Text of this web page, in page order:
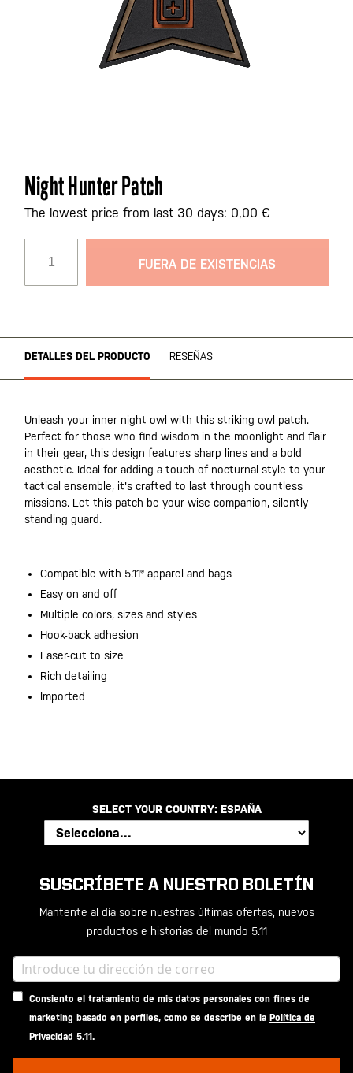
Saltar
al
comienzo
galería
de
Night Hunter Patch
The lowest price from last 30 days: 0,00 €
FUERA DE EXISTENCIAS
DETALLES DEL PRODUCTO RESEÑAS
Unleash your inner night owl with this striking owl patch.
Perfect for those who find wisdom in the moonlight and flair
in their gear, this design features sharp lines and a bold
aesthetic. Ideal for adding a touch of nocturnal style to your
tactical ensemble, it's crafted to last through countless
missions. Let this patch be your wise companion, silently
standing guard.
Compatible with 5.11® apparel and bags
Easy on and off
Multiple colors, sizes and styles
Hook-back adhesion
Laser-cut to size
Rich detailing
Imported
SELECT YOUR COUNTRY: ESPAÑA
SUSCRÍBETE A NUESTRO BOLETÍN
Mantente al día sobre nuestras últimas ofertas, nuevos
productos e historias del mundo 5.11
Consiento el tratamiento de mis datos personales con fines de
marketing basado en perfiles, como se describe en la Política de
Privacidad 5.11.